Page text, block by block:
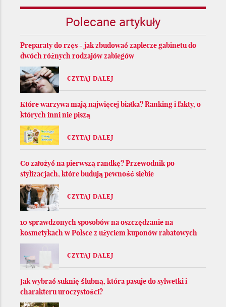
Polecane artykuły
Preparaty do rzęs - jak zbudować zaplecze gabinetu do
dwóch różnych rodzajów zabiegów
CZYTAJ DALEJ
Które warzywa mają najwięcej białka? Ranking i fakty, o
których inni nie piszą
CZYTAJ DALEJ
Co założyć na pierwszą randkę? Przewodnik po
stylizacjach, które budują pewność siebie
CZYTAJ DALEJ
10 sprawdzonych sposobów na oszczędzanie na
kosmetykach w Polsce z użyciem kuponów rabatowych
CZYTAJ DALEJ
Jak wybrać suknię ślubną, która pasuje do sylwetki i
charakteru uroczystości?